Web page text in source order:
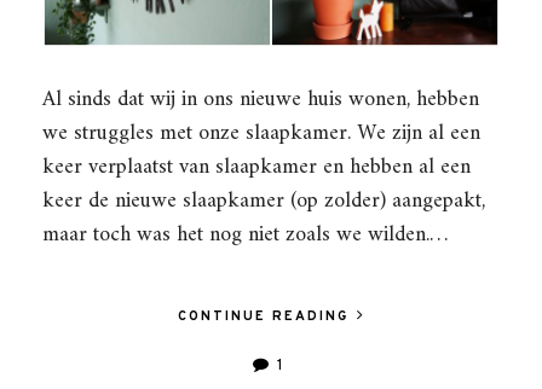
Al sinds dat wij in ons nieuwe huis wonen, hebben
we struggles met onze slaapkamer. We zijn al een
keer verplaatst van slaapkamer en hebben al een
keer de nieuwe slaapkamer (op zolder) aangepakt,
maar toch was het nog niet zoals we wilden.…
CONTINUE READING
1